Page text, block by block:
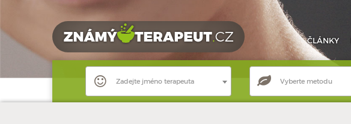
ČLÁNKY
Zadejte jméno terapeuta Vyberte metodu